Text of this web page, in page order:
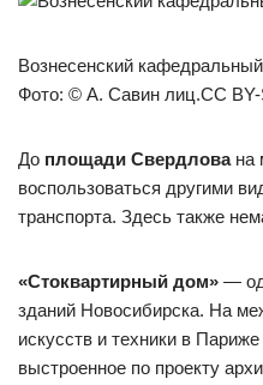
Вознесенский
Фото: © А. Савин лиц.CC BY-
До площади Свердлована
воспользоваться другими
транспорта. Здесь также
«Стоквартирный дом» —
зданий Новосибирска. На
искусств и техники в
выстроенное по проекту